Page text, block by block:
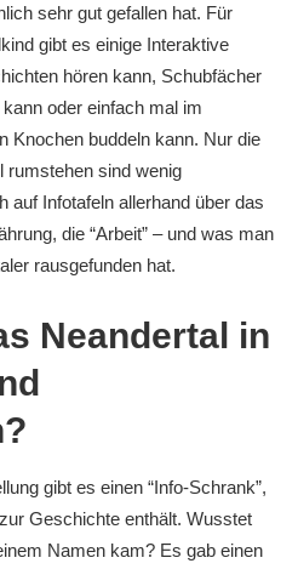
sehr gut gefallen hat. Für
gibt es einige Interaktive
hören kann, Schubfächer
oder einfach mal im
Knochen buddeln kann. Nur die
rumstehen sind wenig
auf Infotafeln allerhand über das
die “Arbeit” – und was man
rausgefunden hat.
Neandertal in
gibt es einen “Info-Schrank”,
Geschichte enthält. Wusstet
Namen kam? Es gab einen